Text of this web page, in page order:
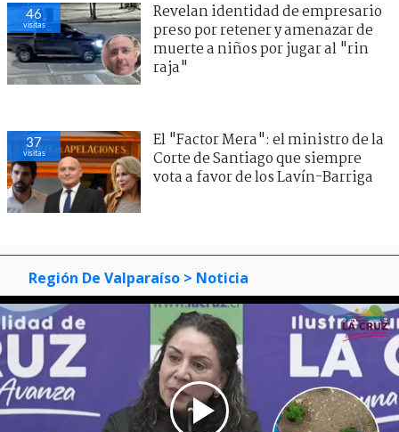
46
visitas
Revelan identidad de empresario
preso por retener y amenazar de
muerte a niños por jugar al "rin
raja"
37
visitas
El "Factor Mera": el ministro de la
Corte de Santiago que siempre
vota a favor de los Lavín-Barriga
Región De Valparaíso > Noticia